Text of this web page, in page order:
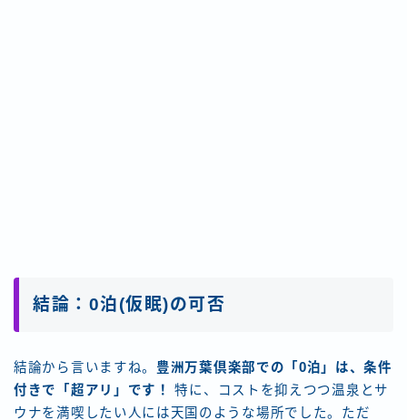
結論：0泊(仮眠)の可否
結論から言いますね。 豊洲万葉倶楽部での「0泊」は、条件
付きで「超アリ」です！
特に、コストを抑えつつ温泉とサ
ウナを満喫したい人には天国のような場所でした。ただ